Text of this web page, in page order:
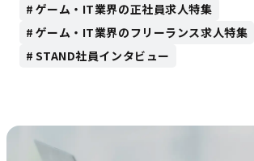
ゲーム・IT業界の正社員求人特集
ゲーム・IT業界のフリーランス求人特集
STAND社員インタビュー